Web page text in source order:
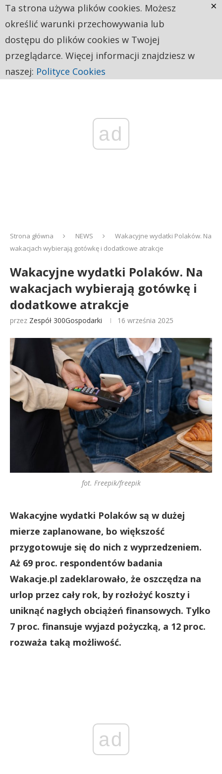
ad
Strona główna NEWS
Wakacyjne wydatki Polaków. Na
wakacjach wybierają gotówkę i dodatkowe atrakcje
Wakacyjne wydatki Polaków. Na
wakacjach wybierają gotówkę i
dodatkowe atrakcje
przez Zespół 300Gospodarki 16 września 2025
fot. Freepik/freepik
Wakacyjne wydatki Polaków są w dużej
mierze zaplanowane, bo większość
przygotowuje się do nich z wyprzedzeniem.
Aż 69 proc. respondentów badania
Wakacje.pl zadeklarowało, że oszczędza na
urlop przez cały rok, by rozłożyć koszty i
uniknąć nagłych obciążeń finansowych. Tylko
7 proc. finansuje wyjazd pożyczką, a 12 proc.
rozważa taką możliwość.
ad
Ta strona używa plików cookies. Możesz
określić warunki przechowywania lub
dostępu do plików cookies w Twojej
przeglądarce. Więcej informacji znajdziesz w
naszej: Polityce Cookies
×